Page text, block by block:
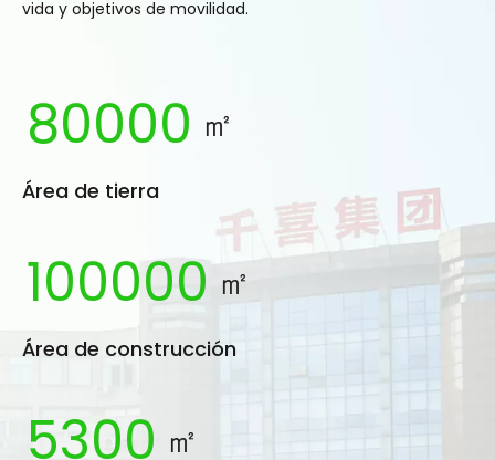
vida y objetivos de movilidad.
80000 ㎡
Área de tierra
100000 ㎡
Área de construcción
5300 ㎡